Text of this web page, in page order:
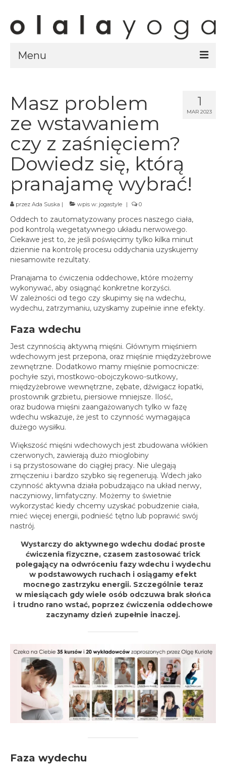
Menu
ubrania olalayoga
Olala Studio
Szczecin
Kursy
Grafik
spotkania online
Blog
artykuły i video
Zaloguj
platforma kursowa
1
MAR 2023
Masz problem
ze wstawaniem
czy z zaśnięciem?
Dowiedz się, którą
pranajamę wybrać!
przez Ada Suska | wpis w: jogastyle | 0
Oddech to zautomatyzowany proces naszego ciała,
pod kontrolą wegetatywnego układu nerwowego.
Ciekawe jest to, że jeśli poświęcimy tylko kilka minut
dziennie na kontrolę procesu oddychania uzyskujemy
niesamowite rezultaty.
Pranajama to ćwiczenia oddechowe, które możemy
wykonywać, aby osiągnąć konkretne korzyści.
W zależności od tego czy skupimy się na wdechu,
wydechu, zatrzymaniu, uzyskamy zupełnie inne efekty.
Faza wdechu
Jest czynnością aktywną mięśni. Głównym mięśniem
wdechowym jest przepona, oraz mięśnie międzyżebrowe
zewnętrzne. Dodatkowo mamy mięśnie pomocnicze:
pochyłe szyi, mostkowo-obojczykowo-sutkowy,
międzyżebrowe wewnętrzne, zębate, dźwigacz łopatki,
prostownik grzbietu, piersiowe mniejsze. Ilość,
oraz budowa mięśni zaangażowanych tylko w fazę
wdechu wskazuje, że jest to czynność wymagająca
dużego wysiłku.
Większość mięśni wdechowych jest zbudowana włókien
czerwonych, zawierają dużo mioglobiny
i są przystosowane do ciągłej pracy. Nie ulegają
zmęczeniu i bardzo szybko się regenerują. Wdech jako
czynność aktywna działa pobudzająco na układ nerwy,
naczyniowy, limfatyczny. Możemy to świetnie
wykorzystać kiedy chcemy uzyskać pobudzenie ciała,
mieć więcej energii, podnieść tętno lub poprawić swój
nastrój.
Wystarczy do aktywnego wdechu dodać proste
ćwiczenia fizyczne, czasem zastosować trick
polegający na odwróceniu fazy wdechu i wydechu
w podstawowych ruchach i osiągamy efekt
mocnego zastrzyku energii. Szczególnie teraz
w miesiącach gdy wiele osób odczuwa brak słońca
i trudno rano wstać, poprzez ćwiczenia oddechowe
zaczynamy dzień zupełnie inaczej.
Faza wydechu